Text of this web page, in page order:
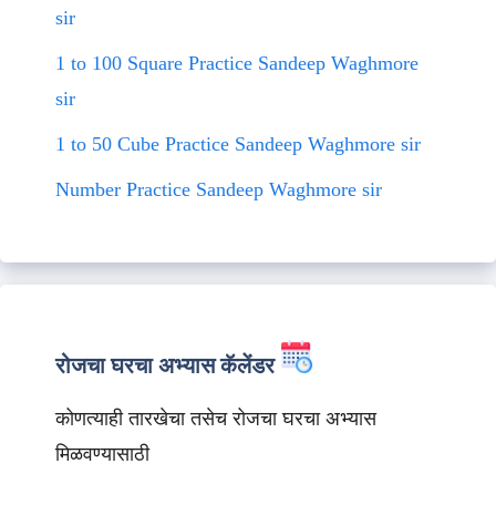
sir
1 to 100 Square Practice Sandeep Waghmore
sir
1 to 50 Cube Practice Sandeep Waghmore sir
Number Practice Sandeep Waghmore sir
रोजचा घरचा अभ्यास कॅलेंडर
कोणत्याही तारखेचा तसेच रोजचा घरचा अभ्यास
मिळवण्यासाठी